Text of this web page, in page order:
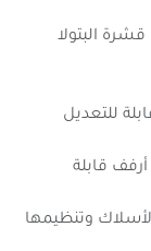
البتولا
للتعديل
أرفف قابلة
وتنظيمها